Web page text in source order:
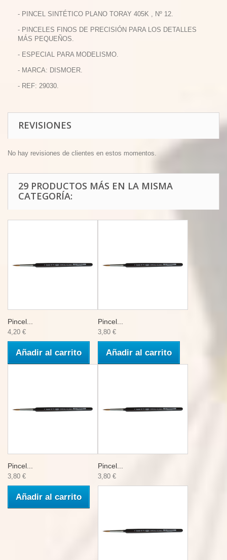
- PINCEL SINTÉTICO PLANO TORAY 405K , Nº 12.
- PINCELES FINOS DE PRECISIÓN PARA LOS DETALLES
MÁS PEQUEÑOS.
- ESPECIAL PARA MODELISMO.
- MARCA: DISMOER.
- REF: 29030.
REVISIONES
No hay revisiones de clientes en estos momentos.
29 PRODUCTOS MÁS EN LA MISMA
CATEGORÍA:
Pincel...
4,20 €
Añadir al carrito
Pincel...
3,80 €
Añadir al carrito
Pincel...
3,80 €
Añadir al carrito
Pincel...
3,80 €